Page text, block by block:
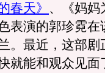
春天》 、《妈妈
表演的郭珍霓
。最近，这部剧
就能和观众见面